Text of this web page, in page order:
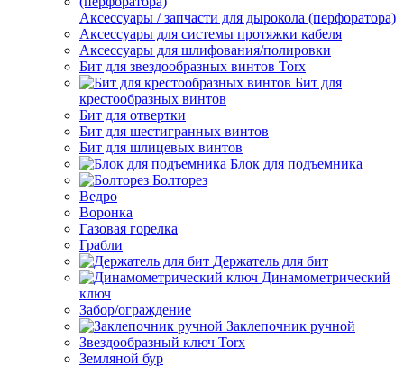
Аксессуары / запчасти для дырокола (перфоратора)
Аксессуары для системы протяжки кабеля
Аксессуары для шлифования/полировки
Бит для звездообразных винтов Torx
Бит для
крестообразных винтов
Бит для отвертки
Бит для шестигранных винтов
Бит для шлицевых винтов
Блок для подъемника
Болторез
Ведро
Воронка
Газовая горелка
Грабли
Держатель для бит
Динамометрический
ключ
Забор/ограждение
Заклепочник ручной
Звездообразный ключ Torx
Земляной бур